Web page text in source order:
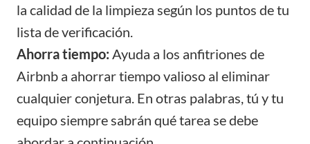
la calidad de la limpieza según los puntos de tu
lista de verificación.
Ahorra tiempo: Ayuda a los anfitriones de
Airbnb a ahorrar tiempo valioso al eliminar
cualquier conjetura. En otras palabras, tú y tu
equipo siempre sabrán qué tarea se debe